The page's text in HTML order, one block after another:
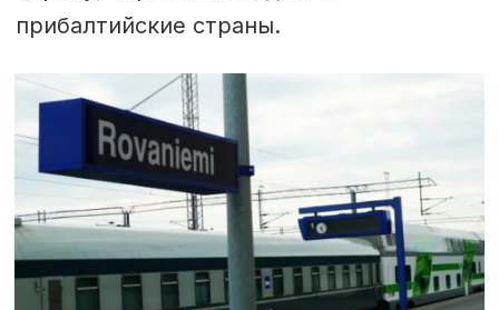
прибалтийские страны.